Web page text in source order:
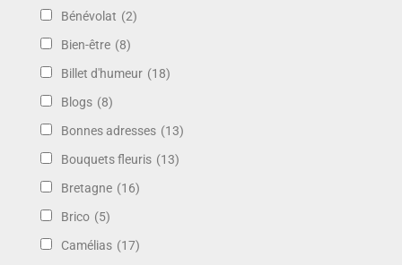
Bénévolat (2)
Bien-être (8)
Billet d'humeur (18)
Blogs (8)
Bonnes adresses (13)
Bouquets fleuris (13)
Bretagne (16)
Brico (5)
Camélias (17)